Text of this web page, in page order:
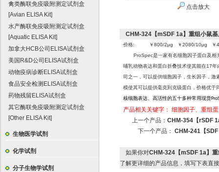
禽类酶联免疫吸附测定试剂盒
[Avian ELISA Kit]
水产酶联免疫吸附测定试剂盒
[Aquatic ELISA Kit]
加拿大HCB公司ELISA试剂盒
美国R&D公司ELISA试剂盒
动物疫病诊断ELISA试剂盒
食品安全检测ELISA试剂盒
药物残留ELISA试剂盒
其它酶联免疫吸附测定试剂盒
[Other ELISA Kit]
生物医学试剂
化学试剂
分子生物学试剂
点击放大
CHM-324【mSDF 1a】重组小鼠
价格: ￥800/2μg ￥2080/10μg ￥
ProSpec是一家有名细胞因子蛋白及相
哺乳动物表达和蛋白折叠技术使其能在17年
司之一，可以提供细胞因子，生长因子，
模使其可以提供毫克到克级蛋白，价格优于
核细胞表达、高活性的五十多种常用现货
产品相关关键字： 细胞因子、重组
上一个产品： CHM-354【rSDF
下一个产品： CHM-241【
如果你对CHM-324【mSDF 1a】
了解更详细的产品信息，填写下表直